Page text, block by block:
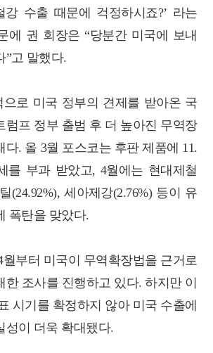
강 수출 때문에 걱정하시죠?’ 라는
에 권 회장은 “당분간 미국에 보내
”고 말했다.
으로 미국 정부의 견제를 받아온 국
럼프 정부 출범 후 더 높아진 무역장
다. 올 3월 포스코는 후판 제품에 11.
를 부과 받았고, 4월에는 현대제철
(24.92%), 세아제강(2.76%) 등이 유
폭탄을 맞았다.
부터 미국이 무역확장법을 근거로
한 조사를 진행하고 있다. 하지만 이
시기를 확정하지 않아 미국 수출에
성이 더욱 확대됐다.